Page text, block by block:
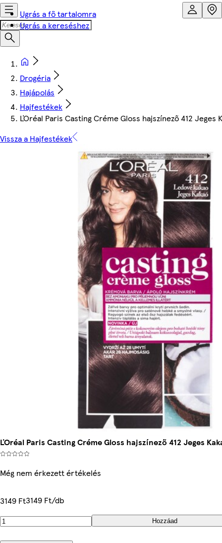
Ugrás a fő tartalomra
Ugrás a kereséshez
Drogéria
Hajápolás
Hajfestékek
ĽOréal Paris Casting Créme Gloss hajszínező 412 Jeges
Vissza a Hajfestékek
ĽOréal Paris Casting Créme Gloss hajszínező 412 Jeges
Még nem érkezett értékelés
3149 Ft3149 Ft/db
Hozzáad